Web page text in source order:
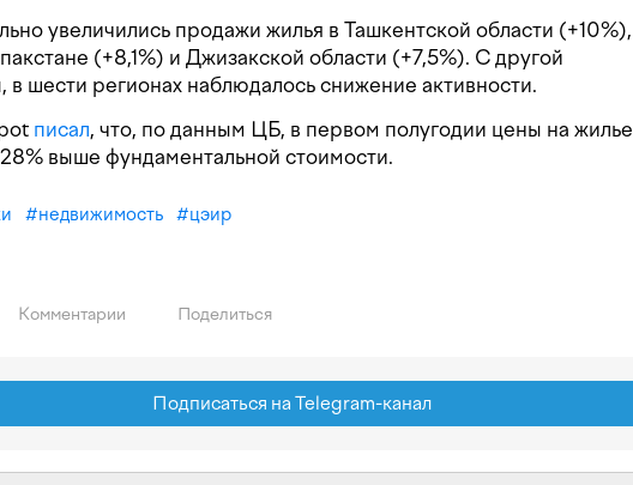
увеличились продажи жилья в Ташкентской области (+10%),
(+8,1%) и Джизакской области (+7,5%). С другой
в шести регионах наблюдалось снижение активности.
писал, что, по данным ЦБ, в первом полугодии цены на жилье
выше фундаментальной стоимости.
#недвижимость #цэир
Комментарии Поделиться
Подписаться на Telegram-канал